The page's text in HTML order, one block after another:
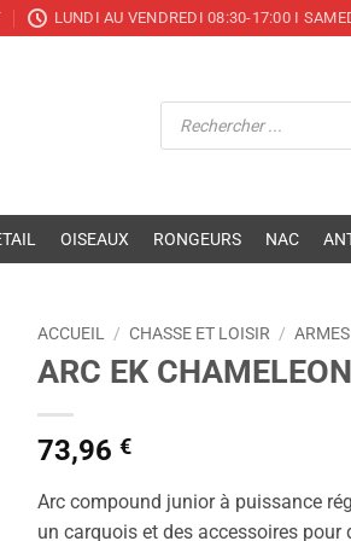
LUNDI AU VENDREDI 08:30-17:00 I
Recherche
OISEAUX RONGEURS NAC
ACCUEIL / CHASSE ET LOISIR / ARMES
ARC EK
73,96 €
Arc compound junior à puissance
un carquois et des accessoires pour